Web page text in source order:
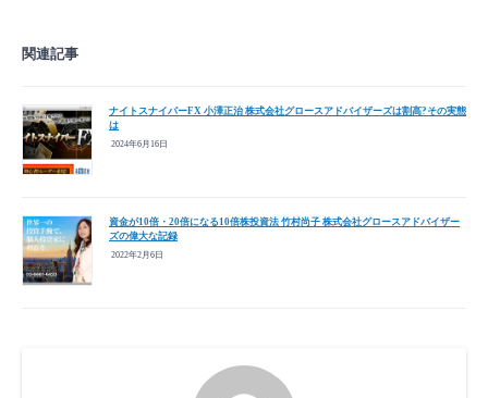
関連記事
ナイトスナイパーFX 小澤正治 株式会社グロースアドバイザーズは割高?その実態
は
2024年6月16日
資金が10倍・20倍になる10倍株投資法 竹村尚子 株式会社グロースアドバイザー
ズの偉大な記録
2022年2月6日